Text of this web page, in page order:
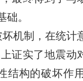
。
机制，在统
证实了地震动
结构的破坏作